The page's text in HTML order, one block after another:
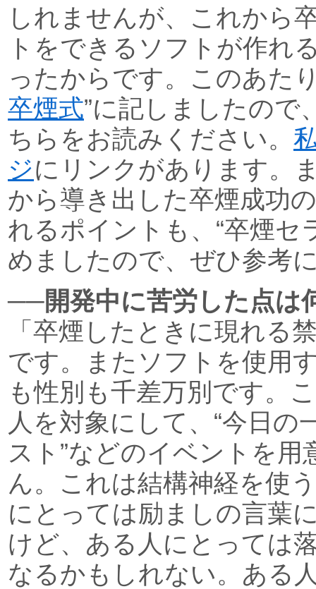
しれませんが、これから
トをできるソフトが作れ
ったからです。このあた
卒煙式”に記しましたので
ちらをお読みください。
ジにリンクがあります。
から導き出した卒煙成功
れるポイントも、“卒煙セ
めましたので、ぜひ参考
──開発中に苦労した点は
「卒煙したときに現れる
です。またソフトを使用
も性別も千差万別です。
人を対象にして、“今日の
スト”などのイベントを
ん。これは結構神経を使
にとっては励ましの言葉
けど、ある人にとっては
なるかもしれない。ある